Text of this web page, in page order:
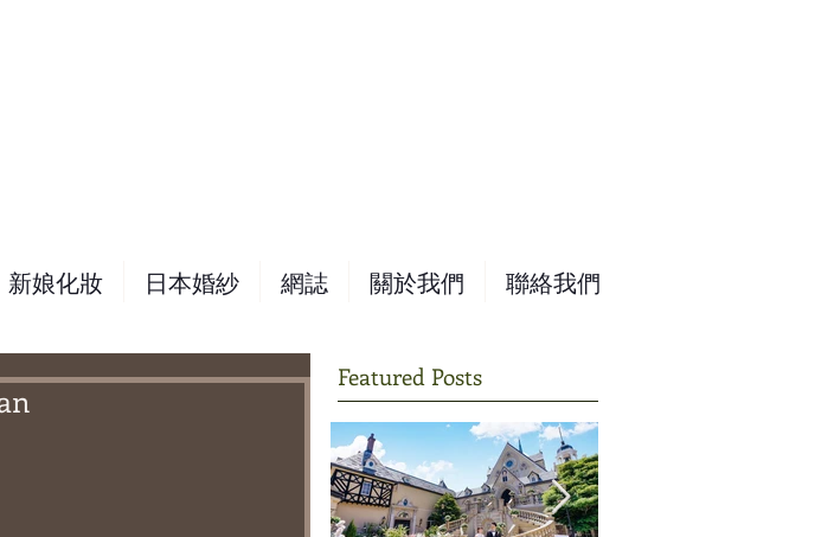
新娘化妝 日本婚紗 網誌 關於我們 聯絡我們
Featured Posts